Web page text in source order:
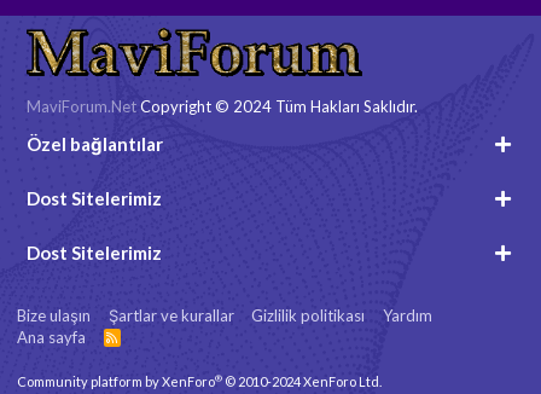
MaviForum.NetCopyright © 2024 Tüm Hakları Saklıdır.
Özel bağlantılar
Dost Sitelerimiz
Dost Sitelerimiz
Bize ulaşın Şartlar ve kurallar Gizlilik politikası
Yardım
Ana sayfa
R
Community platform by XenForo® © 2010-2024 XenForo Ltd.